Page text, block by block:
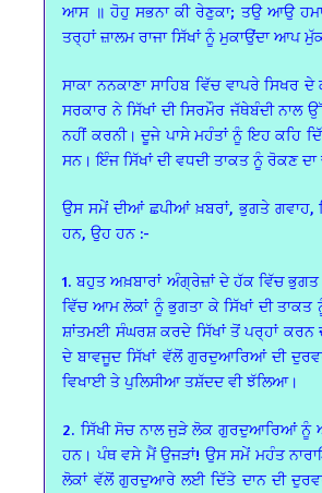
ਆਸ ॥ ਹੋਹੁ ਸਭਨਾ ਕੀ ਰੇਣੁਕਾ; ਤਉ ਆਉ
ਤਰ੍ਹਾਂ ਜ਼ਾਲਮ ਰਾਜਾ ਸਿੱਖਾਂ ਨੂੰ ਮੁਕਾਉਂਦਾ ਆਪ
ਸਾਕਾ ਨਨਕਾਣਾ ਸਾਹਿਬ ਵਿੱਚ ਵਾਪਰੇ
ਸਰਕਾਰ ਨੇ ਸਿੱਖਾਂ ਦੀ ਸਿਰਮੌਰ ਜੱਥੇਬੰਦੀ ਨਾਲ
ਨਹੀਂ ਕਰਨੀ। ਦੂਜੇ ਪਾਸੇ ਮਹੰਤਾਂ ਨੂੰ ਇਹ ਕਹਿ
ਸਨ। ਇੰਜ ਸਿੱਖਾਂ ਦੀ ਵਧਦੀ ਤਾਕਤ ਨੂੰ ਰੋਕਣ
ਉਸ ਸਮੇਂ ਦੀਆਂ ਛਪੀਆਂ ਖ਼ਬਰਾਂ, ਭੁਗਤੇ ਗਵਾਹ,
ਹਨ, ਉਹ ਹਨ :-
1. ਬਹੁਤ ਅਖ਼ਬਾਰਾਂ ਅੰਗ੍ਰੇਜ਼ਾਂ ਦੇ ਹੱਕ ਵਿੱਚ
ਵਿੱਚ ਆਮ ਲੋਕਾਂ ਨੂੰ ਭੁਗਤਾ ਕੇ ਸਿੱਖਾਂ ਦੀ
ਸ਼ਾਂਤਮਈ ਸੰਘਰਸ਼ ਕਰਦੇ ਸਿੱਖਾਂ ਤੋਂ ਪਰ੍ਹਾਂ ਕਰਨ
ਦੇ ਬਾਵਜੂਦ ਸਿੱਖਾਂ ਵੱਲੋਂ ਗੁਰਦੁਆਰਿਆਂ ਦੀ
ਵਿਖਾਈ ਤੇ ਪੁਲਿਸੀਆ ਤਸ਼ੱਦਦ ਵੀ ਝੱਲਿਆ।
2. ਸਿੱਖੀ ਸੋਚ ਨਾਲ ਜੁੜੇ ਲੋਕ ਗੁਰਦੁਆਰਿਆਂ
ਹਨ। ਪੰਥ ਵਸੇ ਮੈਂ ਉਜੜਾਂ! ਉਸ ਸਮੇਂ ਮਹੰਤ
ਲੋਕਾਂ ਵੱਲੋਂ ਗੁਰਦੁਆਰੇ ਲਈ ਦਿੱਤੇ ਦਾਨ ਦੀ